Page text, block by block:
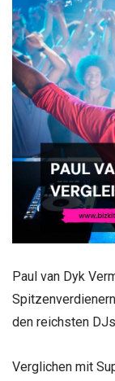
Paul van Dyk
den reichsten
Verglichen mit